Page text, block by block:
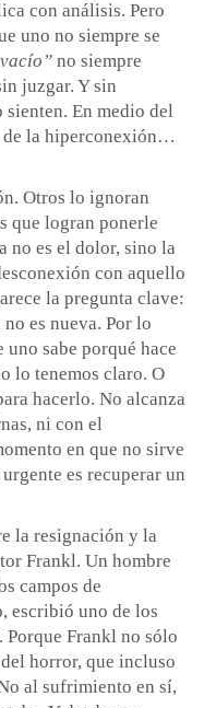
con análisis. Pero
uno no siempre se
no siempre
juzgar. Y sin
sienten. En medio del
de la hiperconexión…
Otros lo ignoran
que logran ponerle
no es el dolor, sino la
con aquello
la pregunta clave:
es nueva. Por lo
sabe porqué hace
lo tenemos claro. O
hacerlo. No alcanza
ni con el
en que no sirve
es recuperar un
la resignación y la
Frankl. Un hombre
campos de
escribió uno de los
Frankl no sólo
horror, que incluso
al sufrimiento en sí,